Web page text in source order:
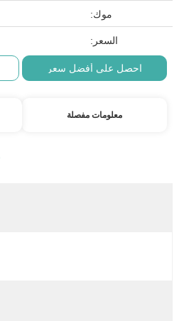
موك:
السعر:
احصل على أفضل سعر
معلومات مفصلة